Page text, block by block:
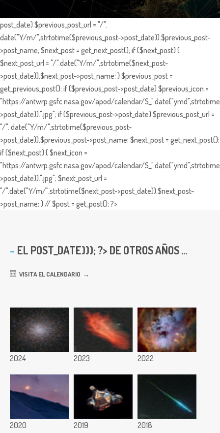
post_date) $previous_post_url = "/".
date("Y/m/",strtotime($previous_post->post_date)).$previous_post-
>post_name; $next_post = get_next_post(); if ($next_post) {
$next_post_url = "/".date("Y/m/",strtotime($next_post-
>post_date)).$next_post->post_name; } $previous_post =
get_previous_post(); if ($previous_post->post_date) $previous_icon =
"https://antwrp.gsfc.nasa.gov/apod/calendar/
>post_date)).".jpg"; if ($previous_post->post_date) $previous_post_url =
"/". date("Y/m/",strtotime($previous_post-
>post_date)).$previous_post->post_name; $next_post = get_next_post();
if ($next_post) { $next_icon =
"https://antwrp.gsfc.nasa.gov/apod/calendar/
>post_date)).".jpg"; $next_post_url =
"/".date("Y/m/",strtotime($next_post->post_date)).$next_post-
>post_name; } // $post = get_post(); ?>
EL POST_DATE))); ?> DE OTROS AÑOS ...
VISITA EL CALENDARIO
2024 2023 2022
2020 2019 2018